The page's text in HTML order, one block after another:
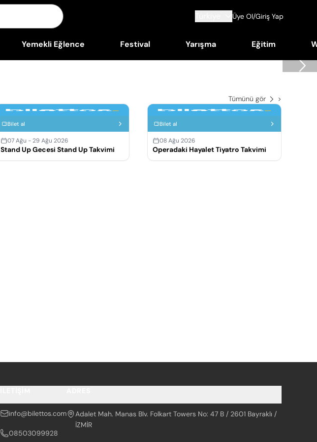
Üye Ol/Giriş Yap
Yemekli Eğlence Festival Yarışma Eğitim
Tümünü gör >
Bilet al
07 Ağu - 29 Ağu 2026
Stand Up Gecesi Stand Up Takvimi
Bilet al
08 Ağu 2026
Operadaki Hayalet Tiyatro Takvimi
info@bilettos.com
08503099928
Adalet Mah. Manas Blv. Folkart Towers No: 47 B / 2601 Bayraklı /
İZMİR